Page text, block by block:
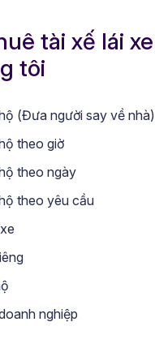
tài xế lái
tôi
(Đưa người say về nhà)
theo giờ
theo ngày
theo yêu cầu
nghiệp